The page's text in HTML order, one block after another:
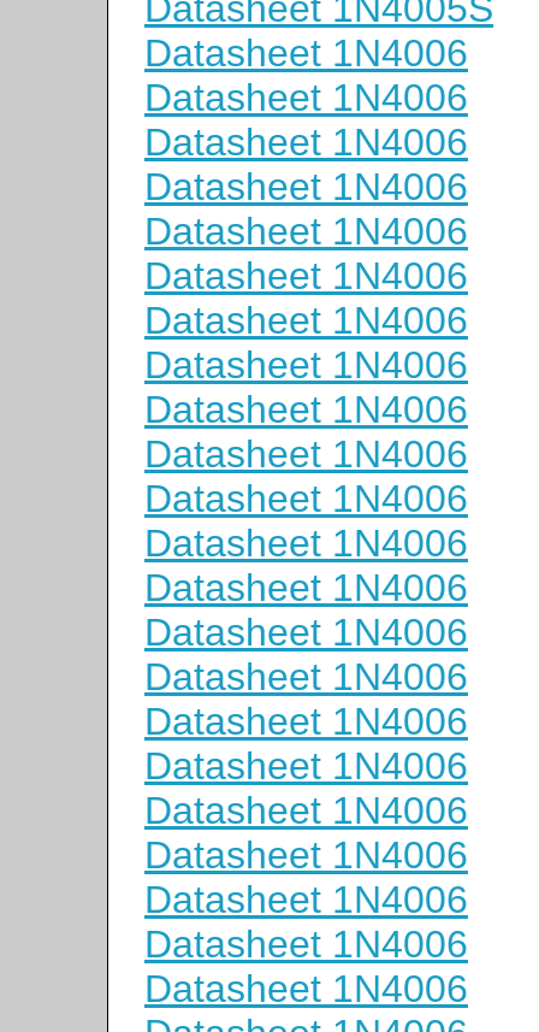
Datasheet 1N4006
Datasheet 1N4006
Datasheet 1N4006
Datasheet 1N4006
Datasheet 1N4006
Datasheet 1N4006
Datasheet 1N4006
Datasheet 1N4006
Datasheet 1N4006
Datasheet 1N4006
Datasheet 1N4006
Datasheet 1N4006
Datasheet 1N4006
Datasheet 1N4006
Datasheet 1N4006
Datasheet 1N4006
Datasheet 1N4006
Datasheet 1N4006
Datasheet 1N4006
Datasheet 1N4006
Datasheet 1N4006
Datasheet 1N4006